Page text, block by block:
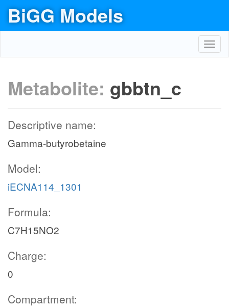
BiGG Models
Metabolite: gbbtn_c
Descriptive name:
Gamma-butyrobetaine
Model:
iECNA114_1301
Formula:
C7H15NO2
Charge:
0
Compartment: